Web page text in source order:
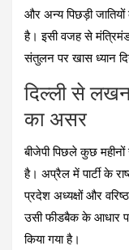
और अन्य पिछड़ी
है। इसी वजह से
संतुलन पर खास ध्यान
दिल्ली से
का असर
बीजेपी पिछले कुछ
है। अप्रैल में पार्टी के
प्रदेश अध्यक्षों और
उसी फीडबैक के आधार
किया गया है।